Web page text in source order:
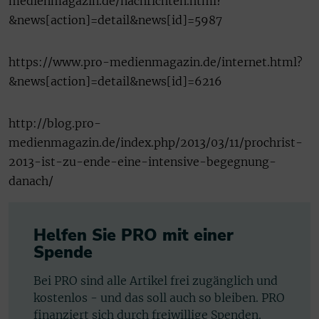
&news[action]=detail&news[id]=5987
https://www.pro-medienmagazin.de/internet.html?
&news[action]=detail&news[id]=6216
http://blog.pro-
medienmagazin.de/index.php/2013/03/11/prochrist-
2013-ist-zu-ende-eine-intensive-begegnung-
danach/
Helfen Sie PRO mit einer
Spende
Bei PRO sind alle Artikel frei zugänglich und
kostenlos - und das soll auch so bleiben. PRO
finanziert sich durch freiwillige Spenden.